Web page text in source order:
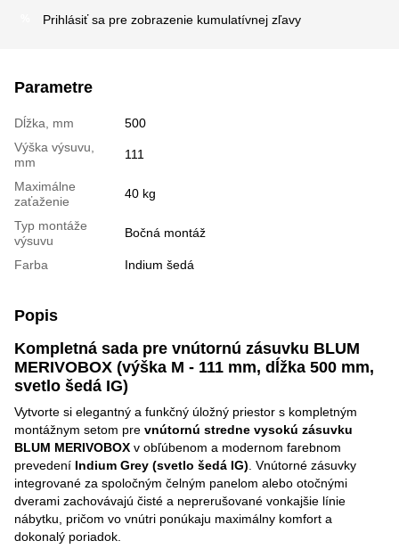
Prihlásiť sa pre zobrazenie kumulatívnej zľavy
Parametre
Dĺžka, mm
500
Výška výsuvu,
mm
111
Maximálne
zaťaženie
40 kg
Typ montáže
výsuvu
Bočná montáž
Farba Indium šedá
Popis
Kompletná sada pre vnútornú zásuvku BLUM
MERIVOBOX (výška M - 111 mm, dĺžka 500 mm,
svetlo šedá IG)
Vytvorte si elegantný a funkčný úložný priestor s kompletným
montážnym setom pre vnútornú stredne vysokú zásuvku
BLUM MERIVOBOX v obľúbenom a modernom farebnom
prevedení Indium Grey (svetlo šedá IG) . Vnútorné zásuvky
integrované za spoločným čelným panelom alebo otočnými
dverami zachovávajú čisté a neprerušované vonkajšie línie
nábytku, pričom vo vnútri ponúkaju maximálny komfort a
dokonalý poriadok.